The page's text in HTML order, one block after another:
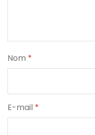
Nom *
E-mail *